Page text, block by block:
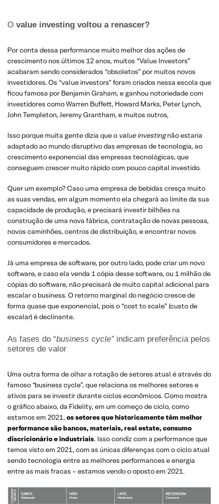
O value investing voltou a renascer?
Por conta dessa performance muito melhor das ações de
crescimento nos últimos 12 anos, muitos “Value Investors”
acabaram sendo considerados “obsoletos” por muitos novos
investidores. Os “value investors” foram criados nessa escola que
ficou famosa por Benjamin Graham, e ganhou notoriedade com
investidores como Warren Buffett, Howard Marks, Peter Lynch,
John Templeton, Jeremy Grantham, e muitos outros,
Isso porque muita gente dizia que o value investingnão estaria
adaptado ao mundo disruptivo das empresas de tecnologia, ao
crescimento exponencial das empresas tecnológicas, que
conseguem crescer muito rápido com pouco capital investido.
Quer um exemplo? Caso uma empresa de bebidas cresça muito
as suas vendas, em algum momento ela chegará ao limite da sua
capacidade de produção, e precisará investir bilhões na
construção de uma nova fábrica, contratação de novas pessoas,
novos caminhões, centros de distribuição, e encontrar novos
consumidores e mercados.
Já uma empresa de software, por outro lado, pode criar um novo
software, e caso ela venda 1 cópia desse software, ou 1 milhão de
cópias do software, não precisará de muito capital adicional para
escalar o business. O retorno marginal do negócio cresce de
forma quase que exponencial, pois o “cost to scale” (custo de
escalar) é declinante.
As fases do “business cycle”indicam preferência pelos
setores de valor
Uma outra forma de olhar a rotação de setores atual é através do
famoso “business cycle”, que relaciona os melhores setores e
ativos para se investir durante ciclos econômicos. Como mostra
o gráfico abaixo, da Fidelity, em um começo de ciclo, como
estamos em 2021, os setores que historicamente têm melhor
performance são bancos, materiais, real estate, consumo
discricionário e industriais. Isso condiz com a performance que
temos visto em 2021, com as únicas diferenças com o ciclo atual
sendo tecnologia entre as melhores performances e energia
entre as mais fracas – estamos vendo o oposto em 2021.